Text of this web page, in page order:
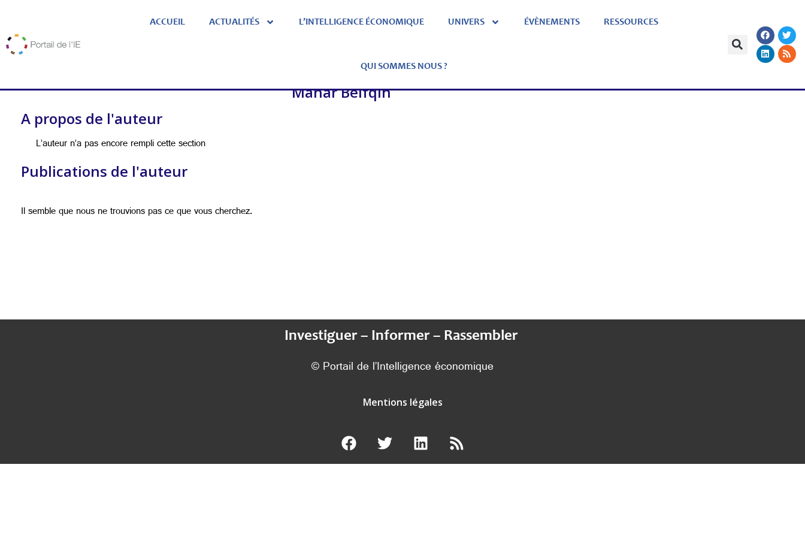
ACCUEIL ACTUALITÉS L’INTELLIGENCE ÉCONOMIQUE UNIVERS ÉVÈNEMENTS RESSOURCES
QUI SOMMES NOUS ?
Manar Belfqih
A propos de l'auteur
L’auteur n’a pas encore rempli cette section
Publications de l'auteur
Il semble que nous ne trouvions pas ce que vous cherchez.
Investiguer – Informer – Rassembler
© Portail de l’Intelligence économique
Mentions légales